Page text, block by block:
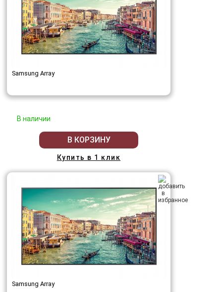
Samsung Array
В наличии
В КОРЗИНУ
Купить в 1 клик
Samsung Array